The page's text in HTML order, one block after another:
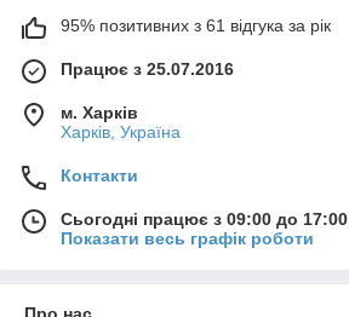
95% позитивних з 61 відгука за рік
Працює з 25.07.2016
м. Харків
Харків, Україна
Контакти
Сьогодні працює з 09:00 до 17:00
Показати весь графік роботи